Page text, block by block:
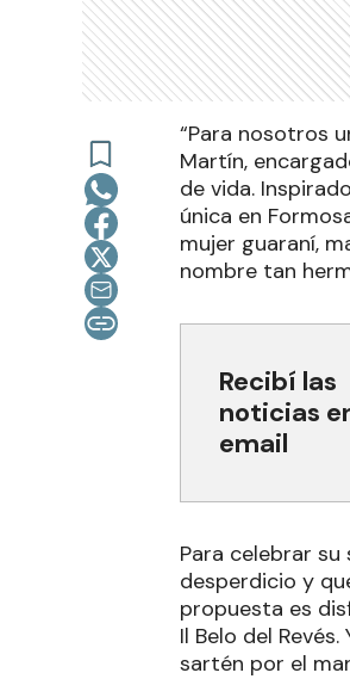
“Para nosotros
Martín,
de vida.
única en
mujer guaraní,
nombre tan
Recibí las
noticias
email
Para celebrar
desperdicio y
propuesta es
Il Belo del
sartén por el